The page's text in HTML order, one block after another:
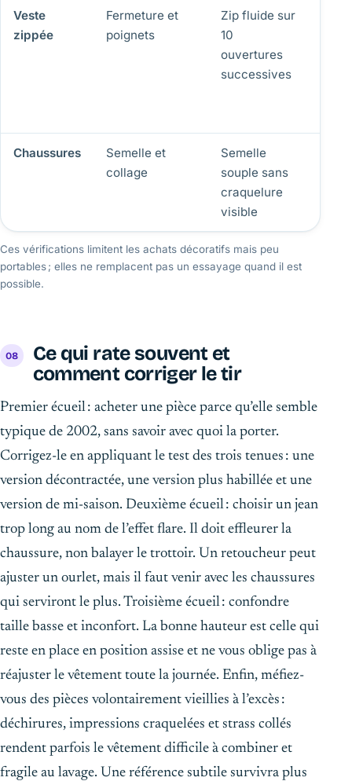
Veste
zippée
Fermeture et
poignets
Zip fluide sur
10
ouvertures
successives
Chaussures
Semelle et
collage
Semelle
souple sans
craquelure
visible
Ces vérifications limitent les achats décoratifs mais peu
portables ; elles ne remplacent pas un essayage quand il est
possible.
Ce qui rate souvent et
comment corriger le tir
Premier écueil : acheter une pièce parce qu’elle semble
typique de 2002, sans savoir avec quoi la porter.
Corrigez-le en appliquant le test des trois tenues : une
version décontractée, une version plus habillée et une
version de mi-saison. Deuxième écueil : choisir un jean
trop long au nom de l’effet flare. Il doit effleurer la
chaussure, non balayer le trottoir. Un retoucheur peut
ajuster un ourlet, mais il faut venir avec les chaussures
qui serviront le plus. Troisième écueil : confondre
taille basse et inconfort. La bonne hauteur est celle qui
reste en place en position assise et ne vous oblige pas à
réajuster le vêtement toute la journée. Enfin, méfiez-
vous des pièces volontairement vieillies à l’excès :
déchirures, impressions craquelées et strass collés
rendent parfois le vêtement difficile à combiner et
fragile au lavage. Une référence subtile survivra plus